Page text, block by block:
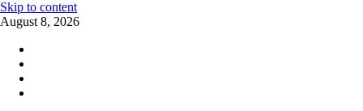
Skip to content
August 8, 2026